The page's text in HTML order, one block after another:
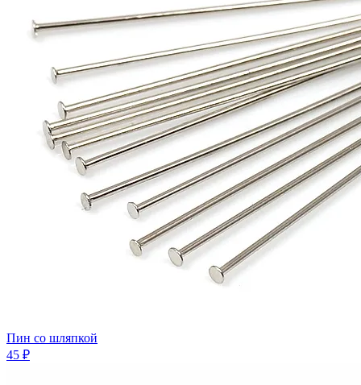
Пин со шляпкой
45 ₽